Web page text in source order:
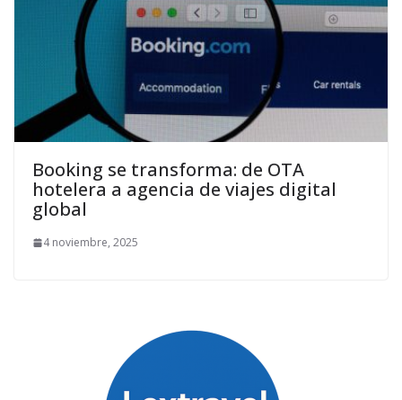
Booking se transforma: de OTA
hotelera a agencia de viajes digital
global
4 noviembre, 2025